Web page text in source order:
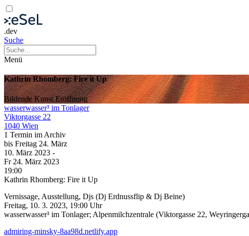
.dev
Suche
Menü
Kathrin Rhomberg: Fire it Up
Bildende KunstEröffnung
wasserwasser³ im Tonlager
Viktorgasse 22
1040 Wien
1 Termin im Archiv
bis Freitag 24. März
10. März 2023 -
Fr 24. März 2023
19:00
Kathrin Rhomberg: Fire it Up
Vernissage, Ausstellung, Djs (Dj Erdnussflip & Dj Beine)
Freitag, 10. 3. 2023, 19:00 Uhr
wasserwasser³ im Tonlager; Alpenmilchzentrale (Viktorgasse 22,
admiring-minsky-8aa98d.netlify.app